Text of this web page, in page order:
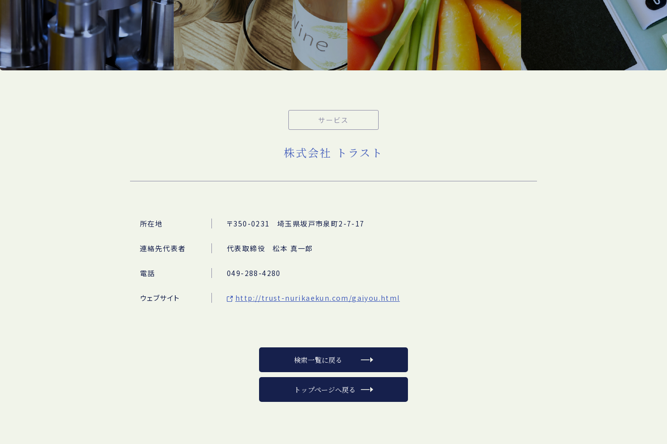
サービス
株式会社 トラスト
所在地 〒350-0231 埼玉県坂戸市泉町2-7-17
連絡先代表者 代表取締役 松本 真一郎
電話 049-288-4280
ウェブサイト http://trust-nurikaekun.com/gaiyou.html
検索一覧に戻る
トップページへ戻る